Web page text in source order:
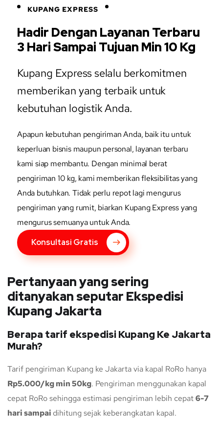
KUPANG EXPRESS
Hadir Dengan Layanan Terbaru
3 Hari Sampai Tujuan Min 10 Kg
Kupang Express selalu berkomitmen
memberikan yang terbaik untuk
kebutuhan logistik Anda.
Apapun kebutuhan pengiriman Anda, baik itu untuk
keperluan bisnis maupun personal, layanan terbaru
kami siap membantu. Dengan minimal berat
pengiriman 10 kg, kami memberikan fleksibilitas yang
Anda butuhkan. Tidak perlu repot lagi mengurus
pengiriman yang rumit, biarkan Kupang Express yang
mengurus semuanya untuk Anda.
Konsultasi Gratis
Pertanyaan yang sering
ditanyakan seputar Ekspedisi
Kupang Jakarta
Berapa tarif ekspedisi Kupang Ke Jakarta
Murah?
Tarif pengiriman Kupang ke Jakarta via kapal RoRo hanya
Rp5.000/kg min 50kg. Pengiriman menggunakan kapal
cepat RoRo sehingga estimasi pengiriman lebih cepat6-7
hari sampai dihitung sejak keberangkatan kapal.